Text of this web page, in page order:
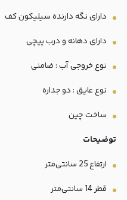
دارای نگه دارنده سیلیکون کف
دارای دهانه و درب پیچی
نوع خروجی آب : ضامنی
نوع عایق : دو جداره
ساخت چین
توضیحات
ارتفاع 25 سانتی‌متر
قطر 14 سانتی‌متر